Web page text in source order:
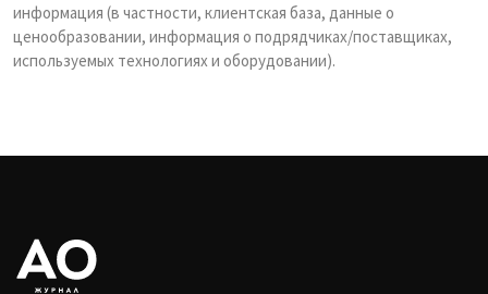
информация (в частности, клиентская база, данные о
ценообразовании, информация о подрядчиках/поставщиках,
используемых технологиях и оборудовании).